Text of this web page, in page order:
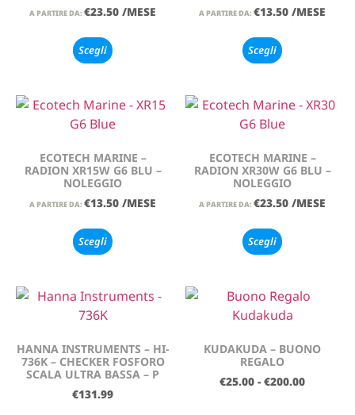
A PARTIRE DA: €23.50 /MESE
Scegli
A PARTIRE DA: €13.50 /MESE
Scegli
ECOTECH MARINE –
RADION XR15W G6 BLU –
NOLEGGIO
A PARTIRE DA: €13.50 /MESE
Scegli
ECOTECH MARINE –
RADION XR30W G6 BLU –
NOLEGGIO
A PARTIRE DA: €23.50 /MESE
Scegli
HANNA INSTRUMENTS – HI-
736K – CHECKER FOSFORO
SCALA ULTRA BASSA – P
€131.99
KUDAKUDA – BUONO
REGALO
€25.00 - €200.00